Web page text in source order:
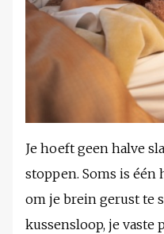
Je hoeft geen halve
stoppen. Soms is één
om je brein gerust te
kussensloop, je vaste